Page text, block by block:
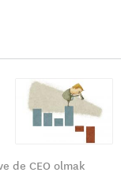
de CEO olmak